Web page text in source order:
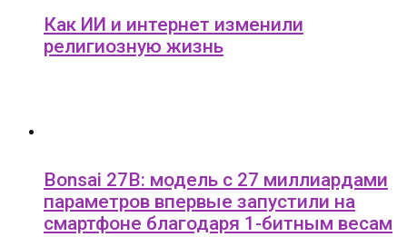
Как ИИ и интернет изменили
религиозную жизнь
Bonsai 27B: модель с 27 миллиардами
параметров впервые запустили на
смартфоне благодаря 1-битным весам